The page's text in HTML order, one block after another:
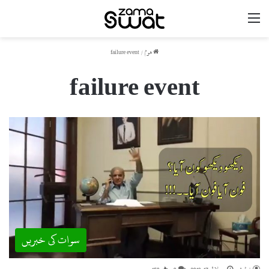
ھوم/
failure event
failure event
سوات کی خبریں